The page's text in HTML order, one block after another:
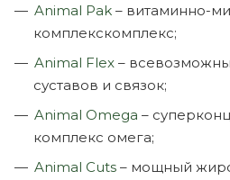
Animal Pak – витаминно-
комплекскомплекс;
Animal Flex –
суставов и связок;
Animal Omega –
комплекс омега;
Animal Cuts – мощный